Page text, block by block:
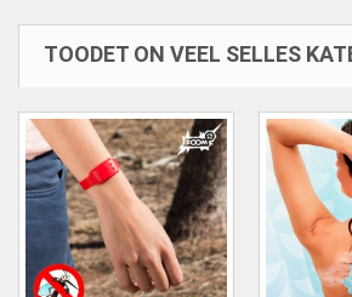
TOODET ON VEEL SELLES